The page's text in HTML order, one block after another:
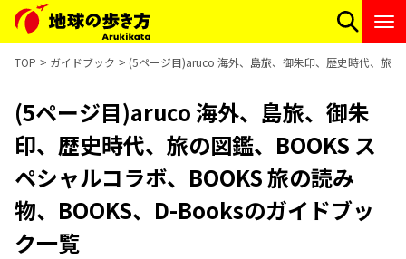
TOP ガイドブック (5ページ目)aruco 海外、島旅、御朱印、歴史時代、旅
(5ページ目)aruco 海外、島旅、御朱
印、歴史時代、旅の図鑑、BOOKS ス
ペシャルコラボ、BOOKS 旅の読み
物、BOOKS、D-Booksのガイドブッ
ク一覧